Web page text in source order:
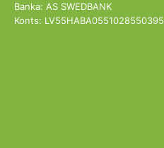
Banka: AS SWEDBANK
Konts: LV55HABA0551028550395